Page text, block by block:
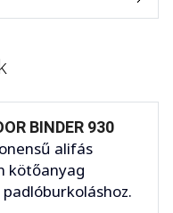
BINDER 930
alifás
kötőanyag